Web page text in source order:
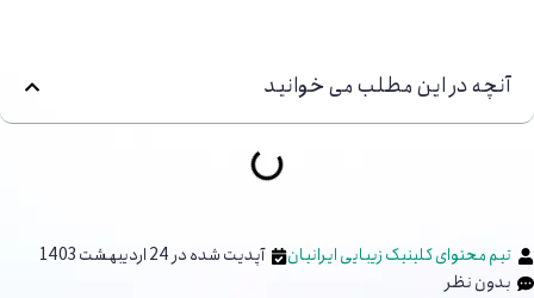
آنچه در این مطلب می خوانید
تیم محتوای کلینیک زیبایی ایرانیان
آپدیت شده در 24 اردیبهشت 1403
بدون نظر